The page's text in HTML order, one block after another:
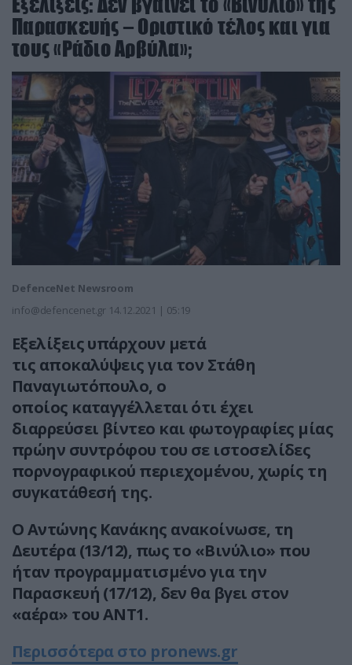
Παρασκευής – Οριστικό τέλος και για
τους «Ράδιο Αρβύλα»;
DefenceNet Newsroom
info@defencenet.gr 14.12.2021 | 05:19
Εξελίξεις υπάρχουν μετά
τις αποκαλύψεις για τον Στάθη
Παναγιωτόπουλο, ο
οποίος καταγγέλλεται ότι έχει
διαρρεύσει βίντεο και φωτογραφίες μίας
πρώην συντρόφου του σε ιστοσελίδες
πορνογραφικού περιεχομένου, χωρίς τη
συγκατάθεσή της.
Ο Αντώνης Κανάκης ανακοίνωσε, τη
Δευτέρα (13/12), πως το «Βινύλιο» που
ήταν προγραμματισμένο για την
Παρασκευή (17/12), δεν θα βγει στον
«αέρα» του ΑΝΤ1.
Περισσότερα στο pronews.gr